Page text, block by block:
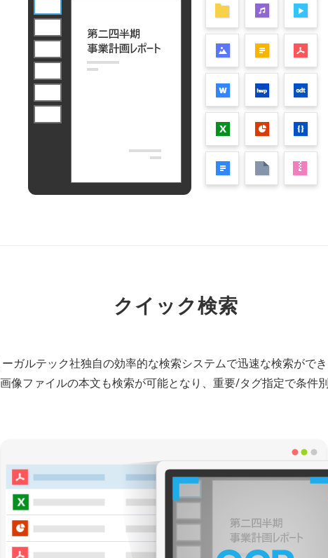
クイック検索
ーガルテック社独自の効率的な検索システムで迅速な検索ができ
像ファイルの本文も検索が可能となり、重要/タグ指定で条件